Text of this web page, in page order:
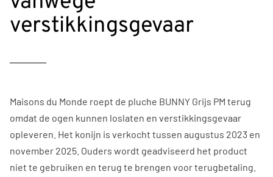
verstikkingsgevaar
Maisons du Monde roept de pluche BUNNY Grijs PM terug
omdat de ogen kunnen loslaten en verstikkingsgevaar
opleveren. Het konijn is verkocht tussen augustus 2023 en
november 2025. Ouders wordt geadviseerd het product
niet te gebruiken en terug te brengen voor terugbetaling.